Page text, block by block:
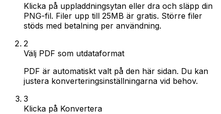
Klicka på uppladdningsytan eller dra och släpp din
PNG-fil. Filer upp till 25MB är gratis. Större filer
stöds med betalning per användning.
2
Välj PDF som utdataformat
PDF är automatiskt valt på den här sidan. Du kan
justera konverteringsinställningarna vid behov.
3
Klicka på Konvertera